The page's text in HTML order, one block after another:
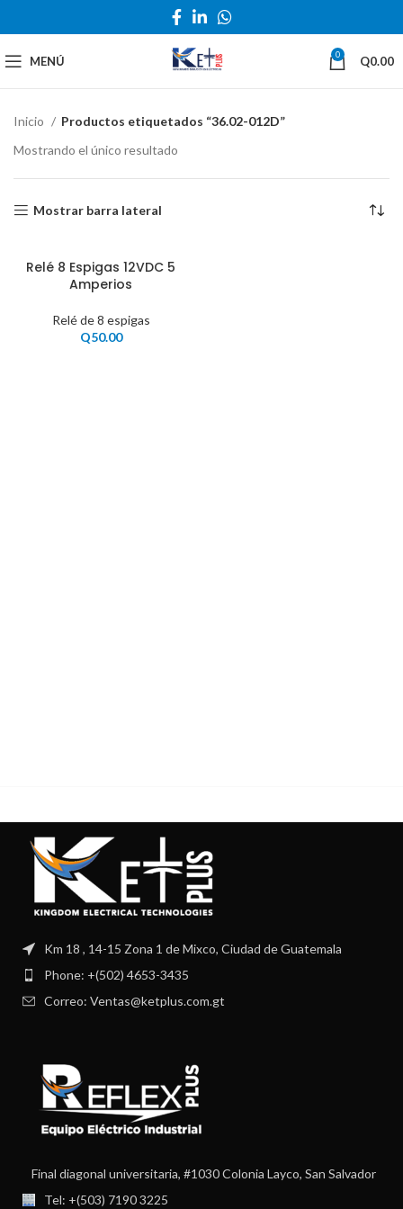
MENÚ 0 Q0.00
Inicio
Productos etiquetados “36.02-012D”
Mostrando el único resultado
Mostrar barra lateral
Relé 8 Espigas 12VDC 5
Amperios
Relé de 8 espigas
Q50.00
Km 18 , 14-15 Zona 1 de Mixco, Ciudad de Guatemala
Phone: +(502) 4653-3435
Correo: Ventas@ketplus.com.gt
Final diagonal universitaria, #1030 Colonia Layco, San Salvador
Tel: +(503) 7190 3225